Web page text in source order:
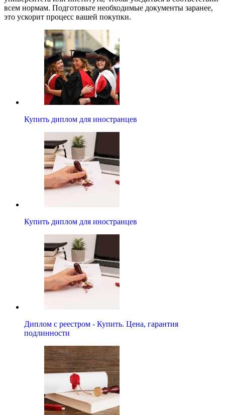
всем нормам. Подготовьте необходимые документы заранее,
это ускорит процесс вашей покупки.
Купить диплом для иностранцев
Купить диплом для иностранцев
Диплом с реестром - Купить. Цена, гарантия
подлинности